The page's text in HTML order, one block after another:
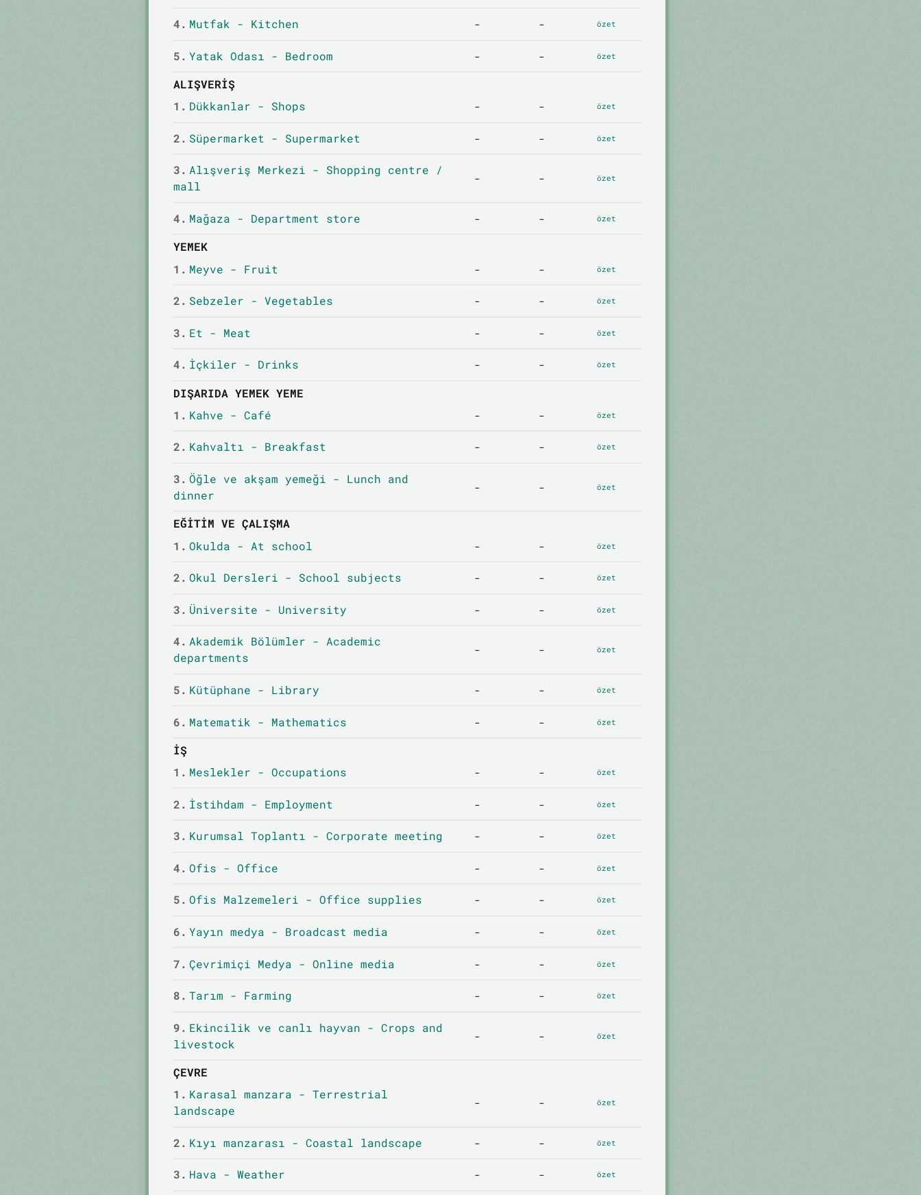
4. Mutfak - Kitchen - - özet
5. Yatak Odası - Bedroom - - özet
ALIŞVERIŞ
1. Dükkanlar - Shops - - özet
2. Süpermarket - Supermarket - - özet
3. Alışveriş Merkezi - Shopping centre /
mall
- - özet
4. Mağaza - Department store - - özet
YEMEK
1. Meyve - Fruit - - özet
2. Sebzeler - Vegetables - - özet
3. Et - Meat - - özet
4. İçkiler - Drinks - - özet
DIŞARIDA YEMEK YEME
1. Kahve - Café - - özet
2. Kahvaltı - Breakfast - - özet
3. Öğle ve akşam yemeği - Lunch and
dinner
- - özet
EĞITIM VE ÇALIŞMA
1. Okulda - At school - - özet
2. Okul Dersleri - School subjects - - özet
3. Üniversite - University - - özet
4. Akademik Bölümler - Academic
departments
- - özet
5. Kütüphane - Library - - özet
6. Matematik - Mathematics - - özet
İŞ
1. Meslekler - Occupations - - özet
2. İstihdam - Employment - - özet
3. Kurumsal Toplantı - Corporate meeting - - özet
4. Ofis - Office - - özet
5. Ofis Malzemeleri - Office supplies - - özet
6. Yayın medya - Broadcast media - - özet
7. Çevrimiçi Medya - Online media - - özet
8. Tarım - Farming - - özet
9. Ekincilik ve canlı hayvan - Crops and
livestock
- - özet
ÇEVRE
1. Karasal manzara - Terrestrial
landscape
- - özet
2. Kıyı manzarası - Coastal landscape - - özet
3. Hava - Weather - - özet